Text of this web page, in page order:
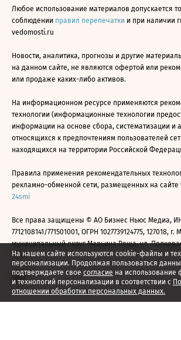
На нашем сайте используются cookie-файлы и
персонализации. Продолжая пользоваться
подтверждаете свое согласие на использование
и технологий персонализации в соответствии с
отношении обработки персональных данных.
Любое использование материалов допускается
соблюдении правил перепечатки и при наличии
vedomosti.ru
Новости, аналитика, прогнозы и другие
на данном сайте, не являются офертой или
или продаже каких-либо активов.
На информационном ресурсе применяются
технологии (информационные технологии
информации на основе сбора, систематизации и
относящихся к предпочтениям пользователей
находящихся на территории Российской
Правила применения рекомендательных
рекламно-обменной сети, размещенных на сайте
24smi
Все права защищены © АО Бизнес Ньюс Медиа,
7712108141/771501001, ОГРН 1027739124775, 127018, г.
муниципальный округ Марьина Роща, ул.
2026